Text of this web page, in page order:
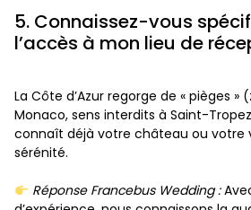
5. Connaissez-vous
l’accès à mon lieu de
La Côte d’Azur regorge de « pièges »
Monaco, sens interdits à Saint-
connaît déjà votre château ou votre
sérénité.
Réponse Francebus Wedding :